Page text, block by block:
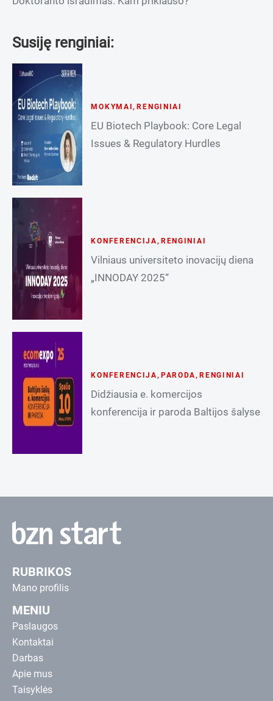
Susiję renginiai:
MOKYMAI ,RENGINIAI
EU Biotech Playbook: Core Legal
Issues & Regulatory Hurdles
KONFERENCIJA , RENGINIAI
Vilniaus universiteto inovacijų diena
„INNODAY 2025“
KONFERENCIJA , PARODA ,RENGINIAI
Didžiausia e. komercijos
konferencija ir paroda Baltijos šalyse
RUBRIKOS
Mano profilis
MENIU
Paslaugos
Kontaktai
Darbas
Apie mus
Taisyklės